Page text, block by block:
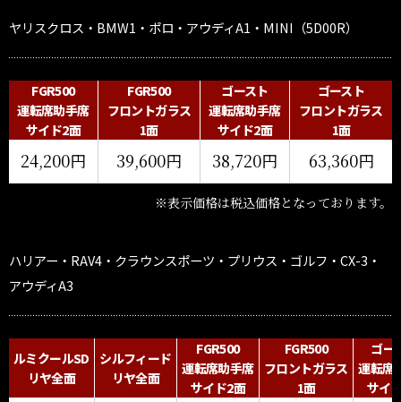
ヤリスクロス・BMW1・ポロ・アウディA1・MINI（5D00R）
FGR500
運転席助手席
サイド2面
FGR500
フロントガラス
1面
ゴースト
運転席助手席
サイド2面
ゴースト
フロントガラス
1面
24,200円 39,600円 38,720円 63,360円
※表示価格は税込価格となっております。
ハリアー・RAV4・ クラウンスポーツ・プリウス・ゴルフ・CX-3・
アウディA3
ルミクールSD
リヤ全面
シルフィード
リヤ全面
FGR500
運転席助手席
サイド2面
FGR500
フロントガラス
1面
ゴー
運転席
サイ